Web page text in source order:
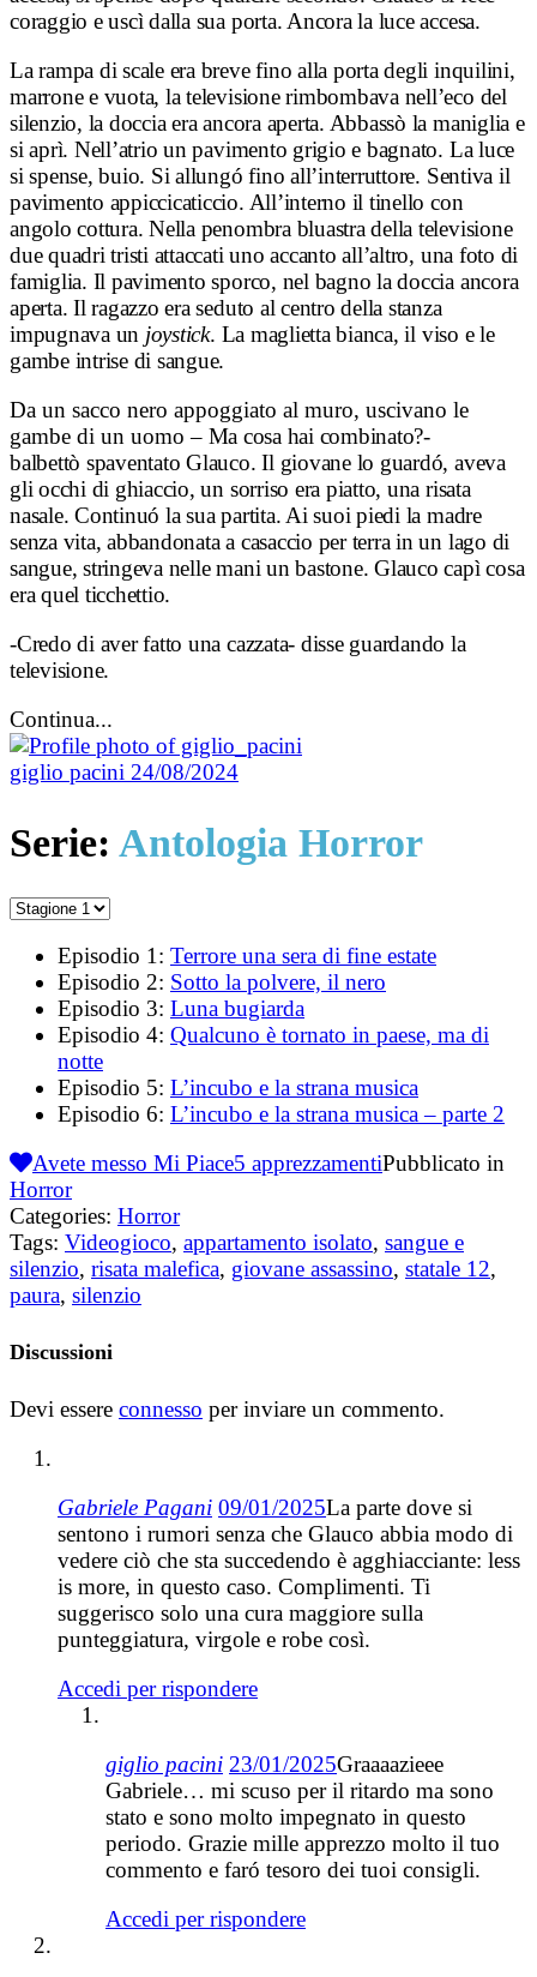
coraggio e uscì dalla sua porta. Ancora la luce accesa.
La rampa di scale era breve fino alla porta degli inquilini,
marrone e vuota, la televisione rimbombava nell’eco del
silenzio, la doccia era ancora aperta. Abbassò la maniglia e
si aprì. Nell’atrio un pavimento grigio e bagnato. La luce
si spense, buio. Si allungó fino all’interruttore. Sentiva il
pavimento appiccicaticcio. All’interno il tinello con
angolo cottura. Nella penombra bluastra della televisione
due quadri tristi attaccati uno accanto all’altro, una foto di
famiglia. Il pavimento sporco, nel bagno la doccia ancora
aperta. Il ragazzo era seduto al centro della stanza
impugnava un joystick. La maglietta bianca, il viso e le
gambe intrise di sangue.
Da un sacco nero appoggiato al muro, uscivano le
gambe di un uomo– Ma cosa hai combinato?-
balbettò spaventato Glauco. Il giovane lo guardó, aveva
gli occhi di ghiaccio, un sorriso era piatto, una risata
nasale. Continuó la sua partita. Ai suoi piedi la madre
senza vita, abbandonata a casaccio per terra in un lago di
sangue, stringeva nelle mani un bastone. Glauco capì cosa
era quel ticchettio.
-Credo di aver fatto una cazzata- disse guardando la
televisione.
Continua...
giglio pacini 24/08/2024
Serie: Antologia Horror
Episodio 1: Terrore una sera di fine estate
Episodio 2: Sotto la polvere, il nero
Episodio 3: Luna bugiarda
Episodio 4: Qualcuno è tornato in paese, ma di
notte
Episodio 5: L’incubo e la strana musica
Episodio 6: L’incubo e la strana musica – parte 2
Avete messo Mi Piace5 apprezzamentiPubblicato in
Horror
Categories: Horror
Tags: Videogioco, appartamento isolato, sangue e
silenzio, risata malefica, giovane assassino, statale 12,
paura, silenzio
Discussioni
Devi essere connesso per inviare un commento.
Gabriele Pagani 09/01/2025La parte dove si
sentono i rumori senza che Glauco abbia modo di
vedere ciò che sta succedendo è agghiacciante: less
is more, in questo caso. Complimenti. Ti
suggerisco solo una cura maggiore sulla
punteggiatura, virgole e robe così.
Accedi per rispondere
giglio pacini 23/01/2025Graaaazieee
Gabriele… mi scuso per il ritardo ma sono
stato e sono molto impegnato in questo
periodo. Grazie mille apprezzo molto il tuo
commento e faró tesoro dei tuoi consigli.
Accedi per rispondere